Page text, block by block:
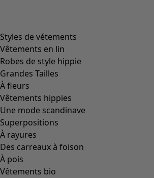
Styles de vétements
Vêtements en lin
Robes de style hippie
Grandes Tailles
À fleurs
Vêtements hippies
Une mode scandinave
Superpositions
À rayures
Des carreaux à foison
À pois
Vêtements bio